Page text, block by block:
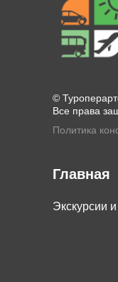
©
Все права
Главная
Экскурсии
Политика